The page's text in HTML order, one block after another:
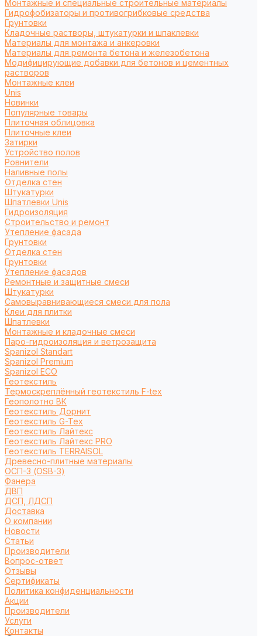
Монтажные и специальные строительные материалы
Гидрофобизаторы и противогрибковые средства
Грунтовки
Кладочные растворы, штукатурки и шпаклевки
Материалы для монтажа и анкеровки
Материалы для ремонта бетона и железобетона
Модифицирующие добавки для бетонов и цементных
растворов
Монтажные клеи
Unis
Новинки
Популярные товары
Плиточная облицовка
Плиточные клеи
Затирки
Устройство полов
Ровнители
Наливные полы
Отделка стен
Штукатурки
Шпатлевки Unis
Гидроизоляция
Строительство и ремонт
Утепление фасада
Грунтовки
Отделка стен
Грунтовки
Утепление фасадов
Ремонтные и защитные смеси
Штукатурки
Самовыравнивающиеся смеси для пола
Клеи для плитки
Шпатлевки
Монтажные и кладочные смеси
Паро-гидроизоляция и ветрозащита
Spanizol Standart
Spanizol Premium
Spanizol ECO
Геотекстиль
Термоскреплённый геотекстиль F-tex
Геополотно ВК
Геотекстиль Дорнит
Геотекстиль G-Tex
Геотекстиль Лайтекс
Геотекстиль Лайтекс PRO
Геотекстиль TERRAISOL
Древесно-плитные материалы
ОСП-3 (OSB-3)
Фанера
ДВП
ДСП, ЛДСП
Доставка
О компании
Новости
Статьи
Производители
Вопрос-ответ
Отзывы
Сертификаты
Политика конфиденциальности
Акции
Производители
Услуги
Контакты